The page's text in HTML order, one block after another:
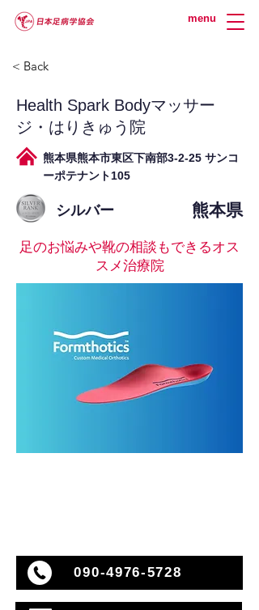
menu
< Back
Health Spark Bodyマッサー
ジ・はりきゅう院
熊本県熊本市東区下南部3-2-25 サンコ
ーポテナント105
シルバー 熊本県
足のお悩みや靴の相談もできるオス
スメ治療院
090-4976-5728